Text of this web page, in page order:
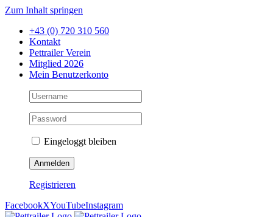
Zum Inhalt springen
+43 (0) 720 310 560
Kontakt
Pettrailer Verein
Mitglied 2026
Mein Benutzerkonto
Eingeloggt bleiben
Registrieren
FacebookXYouTubeInstagram